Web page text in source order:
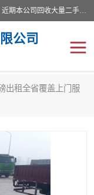
本公司常年出售回收二手地磅，回收出售二手地磅。 近期本公司回收大量二手地磅，型号齐全，宽度从2米到3.5米，长度5米到25米，承重吨位从10到200吨，成色7—9成新。 ? 使用年限6个月至2年，产品来源于个人闲置品，工矿企业停用品，因小换大而来。 精准度和新的一样， 二手地磅是内行人的选择，打个电话就省钱朋友您好等什么
公司
出租全省覆盖上门服
机
干机